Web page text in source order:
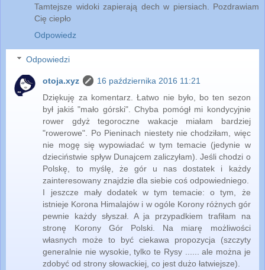
Tamtejsze widoki zapierają dech w piersiach. Pozdrawiam
Cię ciepło
Odpowiedz
Odpowiedzi
otoja.xyz
16 października 2016 11:21
Dziękuję za komentarz. Łatwo nie było, bo ten sezon
był jakiś "mało górski". Chyba pomógł mi kondycyjnie
rower gdyż tegoroczne wakacje miałam bardziej
"rowerowe". Po Pieninach niestety nie chodziłam, więc
nie mogę się wypowiadać w tym temacie (jedynie w
dzieciństwie spływ Dunajcem zaliczyłam). Jeśli chodzi o
Polskę, to myślę, że gór u nas dostatek i każdy
zainteresowany znajdzie dla siebie coś odpowiedniego.
I jeszcze mały dodatek w tym temacie: o tym, że
istnieje Korona Himalajów i w ogóle Korony różnych gór
pewnie każdy słyszał. A ja przypadkiem trafiłam na
stronę Korony Gór Polski. Na miarę możliwości
własnych może to być ciekawa propozycja (szczyty
generalnie nie wysokie, tylko te Rysy ...... ale można je
zdobyć od strony słowackiej, co jest dużo łatwiejsze).